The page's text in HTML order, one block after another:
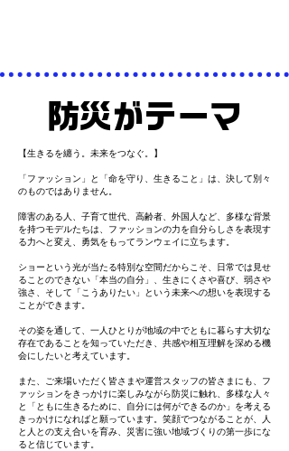
防災がテーマ
【生きるを纏う。未来をつなぐ。】
「ファッション」と「命を守り、生きること」は、決して別々
のものではありません。
障害のある人、子育て世代、高齢者、外国人など、多様な背景
を持つモデルたちは、ファッションの力を自分らしさを表現す
る力へと変え、勇気をもってランウェイに立ちます。
ショーという光が当たる特別な空間だからこそ、日常では見せ
ることのできない「本当の自分」、生きにくさや喜び、弱さや
強さ、そして「こうありたい」という未来への想いを表現する
ことができます。
その姿を通して、一人ひとりが地域の中でともに暮らす大切な
存在であることを知っていただき、共感や相互理解を深める機
会にしたいと考えています。
また、ご来場いただく皆さまや運営スタッフの皆さまにも、フ
ァッションをきっかけに楽しみながら防災に触れ、多様な人々
と「ともに生きるために、自分には何ができるのか」を考える
きっかけになればと願っています。笑顔でつながることが、人
と人との支え合いを育み、災害に強い地域づくりの第一歩にな
ると信じています。